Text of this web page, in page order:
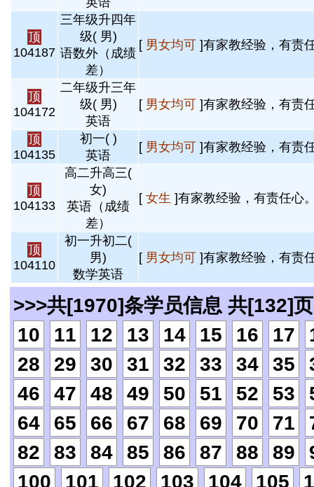
顶
104187
三年级升四年
级( 男)
语数外（成绩
差）
[ 男女均可 ]有家教经验，有责
顶
104172
二年级升三年
级( 男)
英语
[ 男女均可 ]有家教经验，有责
顶
104135
初一( )
英语
[ 男女均可 ]有家教经验，有责
顶
104133
高二升高三(
女)
英语（成绩
差）
[ 女生 ]有家教经验，有责任心
顶
104110
初一升初二(
男)
数学英语
[ 男女均可 ]有家教经验，有责
>>>共[1970]条学员信息 共[132]
10
11 12 13 14 15 16 17
28
29 30 31 32 33 34 35
46
47 48 49 50 51 52 53
64
65 66 67 68 69 70 71
82
83 84 85 86 87 88 89
100
101 102 103 104 105